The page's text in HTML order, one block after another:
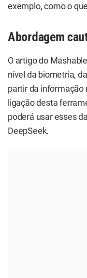
exemplo, como o
Abordagem
O artigo do
nível da biometria,
partir da informação
ligação desta
poderá usar esses
DeepSeek.